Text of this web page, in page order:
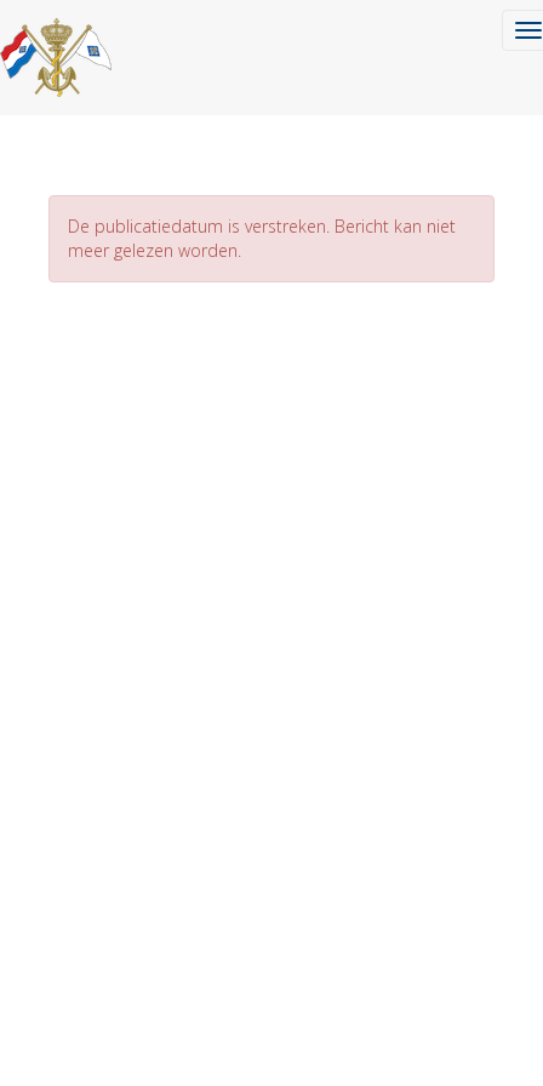
De publicatiedatum is verstreken. Bericht kan niet
meer gelezen worden.